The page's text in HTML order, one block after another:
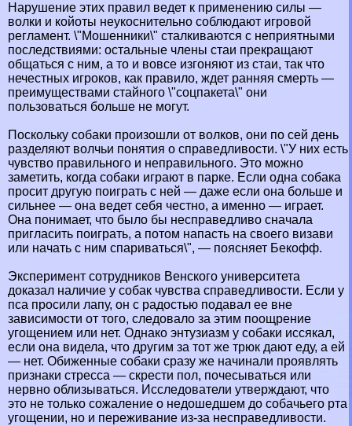
Нарушение этих правил ведет к применению силы —
волки и койоты неукоснительно соблюдают игровой
регламент. \"Мошенники\" сталкиваются с неприятными
последствиями: остальные члeны стаи прекращают
общаться с ним, а то и вовсе изгоняют из стаи, так что
нечестных игроков, как правило, ждет ранняя cмepть —
преимуществами стайного \"соцпакета\" они
пользоваться больше не могут.
Поскольку собаки произошли от волков, они по сей день
разделяют волчьи понятия о справедливости. \"У них есть
чувство правильного и неправильного. Это можно
заметить, когда собаки играют в парке. Если одна собака
просит другую поиграть с ней — даже если она больше и
сильнее — она ведет себя честно, а именно — играет.
Она понимает, что было бы несправедливо сначала
пригласить поиграть, а потом напасть на своего визави
или начать с ним спариваться\", — поясняет Бекофф.
Эксперимент сотрудников Венского университета
доказал наличие у собак чувства справедливости. Если у
пса просили лапу, он с радостью подавал ее вне
зависимости от того, следовало за этим поощрение
угощением или нет. Однако энтузиазм у собаки иссякал,
если она видела, что другим за тот же трюк дают еду, а ей
— нет. Обиженные собаки сразу же начинали проявлять
признаки стресса — скрести пол, почесываться или
нервно облизываться. Исследователи утверждают, что
это не только сожаление о недошедшем до собачьего рта
угощении, но и переживание из-за несправедливости.